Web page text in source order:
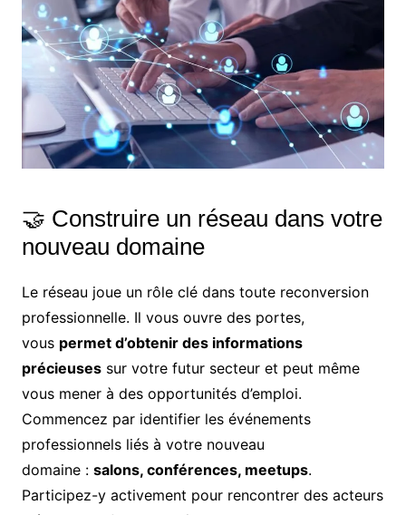
🤝 Construire un réseau dans votre
nouveau domaine
Le réseau joue un rôle clé dans toute reconversion
professionnelle. Il vous ouvre des portes,
vous permet d’obtenir des informations
précieusessur votre futur secteur et peut même
vous mener à des opportunités d’emploi.
Commencez par identifier les événements
professionnels liés à votre nouveau
domaine : salons, conférences, meetups.
Participez-y activement pour rencontrer des acteurs